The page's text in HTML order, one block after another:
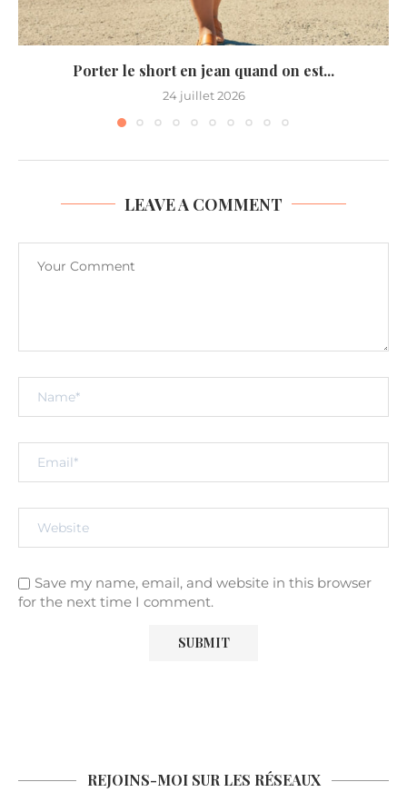
Porter le short en jean quand on est...
24 juillet 2026
LEAVE A COMMENT
Save my name, email, and website in this browser
for the next time I comment.
REJOINS-MOI SUR LES RÉSEAUX